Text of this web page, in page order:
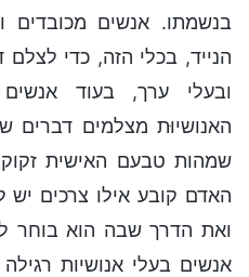
בנשמתו. אנשים מכובדים
הנייד, בכלי הזה, כדי לצלם
ובעלי ערך, בעוד
האנושיוּת מצלמים דברים
שמהות טבעם האישית
האדם קובע אילו צרכים יש
ואת הדרך שבה הוא בוחר
אנשים בעלי אנושיות